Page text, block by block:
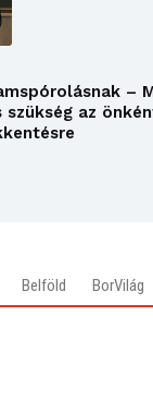
–
az
Belföld BorVilág